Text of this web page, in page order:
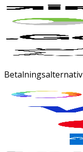
Betalningsalternativ